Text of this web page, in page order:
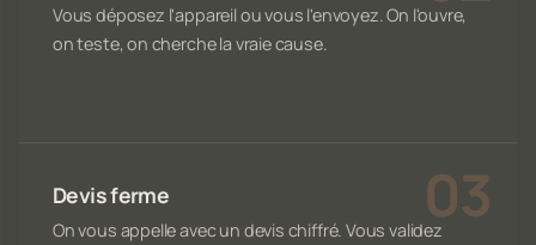
Vous déposez l'appareil ou vous l'envoyez. On l'ouvre,
on teste, on cherche la vraie cause.
Devis ferme
On vous appelle avec un devis chiffré. Vous validez